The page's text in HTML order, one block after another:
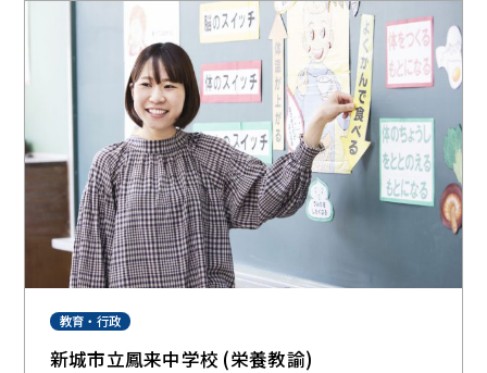
教育・行政
新城市立鳳来中学校 (栄養教諭)